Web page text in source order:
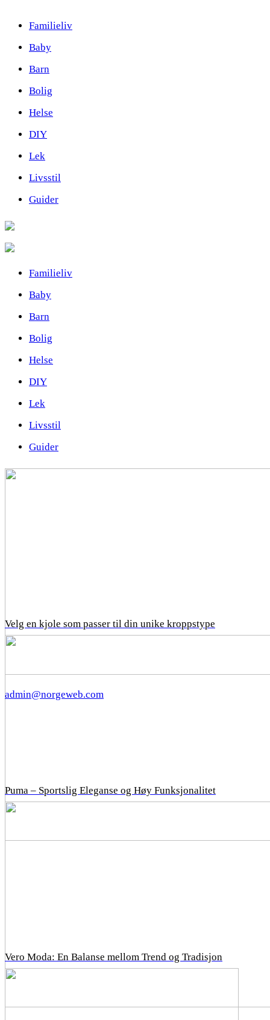
Familieliv
Baby
Barn
Bolig
Helse
DIY
Lek
Livsstil
Guider
Familieliv
Baby
Barn
Bolig
Helse
DIY
Lek
Livsstil
Guider
Velg en kjole som passer til din unike kroppstype
Puma – Sportslig Eleganse og Høy Funksjonalitet
Vero Moda: En Balanse mellom Trend og Tradisjon
admin@norgeweb.com